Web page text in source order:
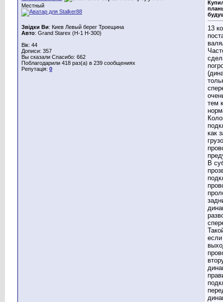
Местный
Звідки Ви: Киев Левый берег Троещина
Авто: Grand Starex (H-1 H-300)
Вік: 44
Дописи: 357
Вы сказали Спасибо: 662
Поблагодарили 418 раз(а) в 239 сообщениях
Репутація: 0
13
тем
как
В
если